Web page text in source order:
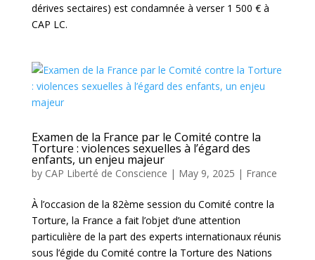
dérives sectaires) est condamnée à verser 1 500 € à
CAP LC.
Examen de la France par le Comité contre la
Torture : violences sexuelles à l’égard des
enfants, un enjeu majeur
by CAP Liberté de Conscience | May 9, 2025 | France
À l’occasion de la 82ème session du Comité contre la
Torture, la France a fait l’objet d’une attention
particulière de la part des experts internationaux réunis
sous l’égide du Comité contre la Torture des Nations